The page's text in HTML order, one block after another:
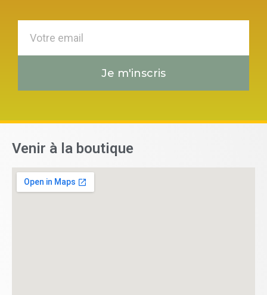
Je m'inscris
Venir à la boutique